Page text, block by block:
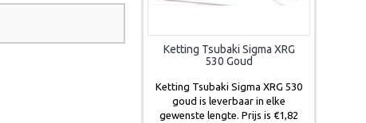
Ketting Tsubaki Sigma XRG
530 Goud
Ketting Tsubaki Sigma XRG 530
goud is leverbaar in elke
gewenste lengte. Prijs is €1,82